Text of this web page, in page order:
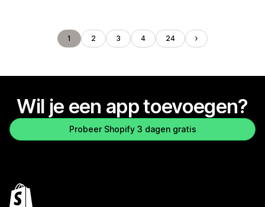
1 2 3 4 24
Wil je een app toevoegen?
Probeer Shopify 3 dagen gratis